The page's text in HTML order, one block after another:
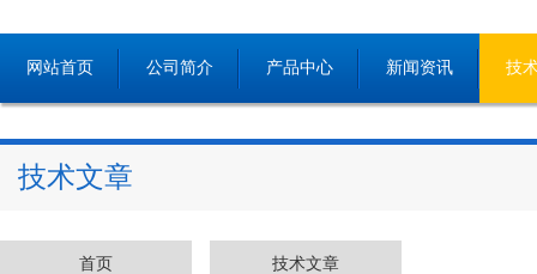
网站首页 公司简介 产品中心 新闻资讯 技
技术文章
首页 技术文章